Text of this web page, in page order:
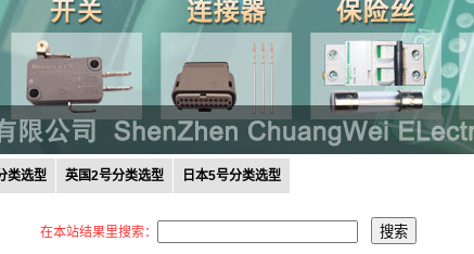
类选型 英国2号分类选型 日本5号分类选型
在本站结果里搜索：